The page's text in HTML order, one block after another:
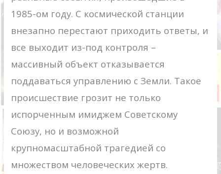
1985-ом году. С космической станции
внезапно перестают приходить ответы, и
все выходит из-под контроля –
массивный объект отказывается
поддаваться управлению с Земли. Такое
происшествие грозит не только
испорченным имиджем Советскому
Союзу, но и возможной
крупномасштабной трагедией со
множеством человеческих жертв.